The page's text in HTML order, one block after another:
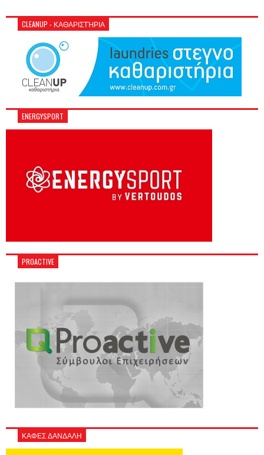
CLEANUP - ΚΑΘΑΡΙΣΤΉΡΙΑ
ENERGYSPORT
PROACTIVE
ΚΑΦΕΣ ΔΑΝΔΑΛΗ